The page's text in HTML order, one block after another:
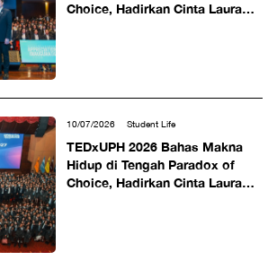
Choice, Hadirkan Cinta Laura
10/07/2026 Student Life
TEDxUPH 2026 Bahas Makna
Hidup di Tengah Paradox of
Choice, Hadirkan Cinta Laura